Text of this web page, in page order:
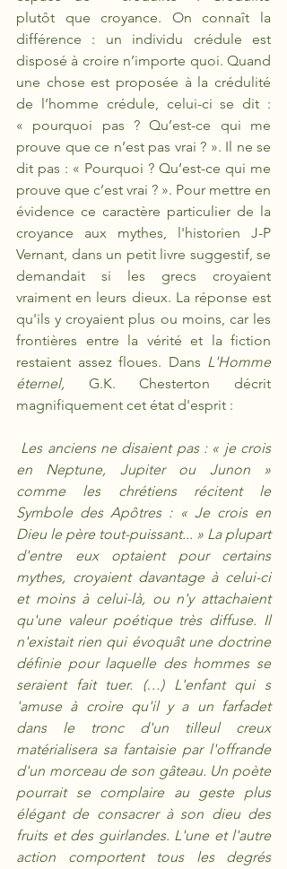
plutôt que croyance. On connaît la
différence : un individu crédule est
disposé à croire n’importe quoi. Quand
une chose est proposée à la crédulité
de l’homme crédule, celui-ci se dit :
« pourquoi pas ? Qu’est-ce qui me
prouve que ce n’est pas vrai ? ». Il ne se
dit pas : « Pourquoi ? Qu’est-ce qui me
prouve que c’est vrai ? ». Pour mettre en
évidence ce caractère particulier de la
croyance aux mythes, l'historien J-P
Vernant, dans un petit livre suggestif, se
demandait si les grecs croyaient
vraiment en leurs dieux. La réponse est
qu'ils y croyaient plus ou moins, car les
frontières entre la vérité et la fiction
restaient assez floues. Dans L'Homme
éternel, G.K. Chesterton décrit
magnifiquement cet état d'esprit :
Les anciens ne disaient pas : « je crois
en Neptune, Jupiter ou Junon »
comme les chrétiens récitent le
Symbole des Apôtres : « Je crois en
Dieu le père tout-puissant... » La plupart
d'entre eux optaient pour certains
mythes, croyaient davantage à celui-ci
et moins à celui-là, ou n'y attachaient
qu'une valeur poétique très diffuse. Il
n'existait rien qui évoquât une doctrine
définie pour laquelle des hommes se
seraient fait tuer. (…) L'enfant qui s
'amuse à croire qu'il y a un farfadet
dans le tronc d'un tilleul creux
matérialisera sa fantaisie par l'offrande
d'un morceau de son gâteau. Un poète
pourrait se complaire au geste plus
élégant de consacrer à son dieu des
fruits et des guirlandes. L'une et l'autre
action comportent tous les degrés